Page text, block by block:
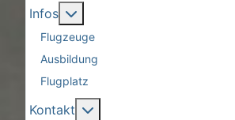
Infos
Flugzeuge
Ausbildung
Flugplatz
Kontakt